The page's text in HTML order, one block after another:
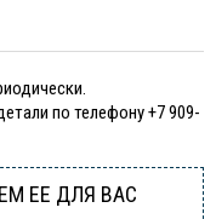
по телефону +7 909-
ЕЕ ДЛЯ ВАС